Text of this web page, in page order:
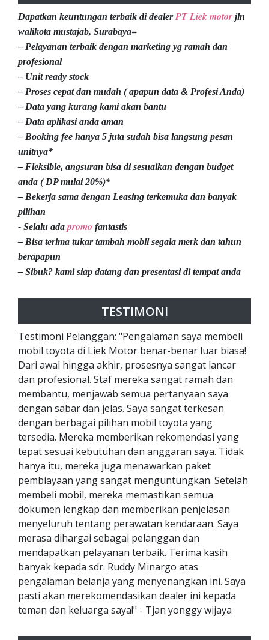
Dapatkan keuntungan terbaik di dealerPT Liek motor jln
walikota mustajab, Surabaya=
– Pelayanan terbaik dengan marketing yg ramah dan
profesional
– Unit ready stock
– Proses cepat dan mudah ( apapun data & Profesi Anda)
– Data yang kurang kami akan bantu
– Data aplikasi anda aman
– Booking fee hanya 5 juta sudah bisa langsung pesan
unitnya*
– Fleksible, angsuran bisa di sesuaikan dengan budget
anda ( DP mulai 20%)*
– Bekerja sama dengan Leasing terkemuka dan banyak
pilihan
- Selalu ada promo fantastis
– Bisa terima tukar tambah mobil segala merk dan tahun
berapapun
– Sibuk? kami siap datang dan presentasi di tempat anda
TESTIMONI
Testimoni Pelanggan: "Pengalaman saya membeli
mobil toyota di Liek Motor benar-benar luar biasa!
Dari awal hingga akhir, prosesnya sangat lancar
dan profesional. Staf mereka sangat ramah dan
membantu, menjawab semua pertanyaan saya
dengan sabar dan jelas. Saya sangat terkesan
dengan berbagai pilihan mobil toyota yang
tersedia. Mereka memberikan rekomendasi yang
tepat sesuai kebutuhan dan anggaran saya. Tidak
hanya itu, mereka juga menawarkan paket
pembiayaan yang sangat menguntungkan. Setelah
membeli mobil, mereka memastikan semua
dokumen lengkap dan memberikan penjelasan
menyeluruh tentang perawatan kendaraan. Saya
merasa dihargai sebagai pelanggan dan
mendapatkan pelayanan terbaik. Terima kasih
banyak kepada sdr. Ruddy Minargo atas
pengalaman belanja yang menyenangkan ini. Saya
pasti akan merekomendasikan dealer ini kepada
teman dan keluarga saya!" - Tjan yonggy wijaya